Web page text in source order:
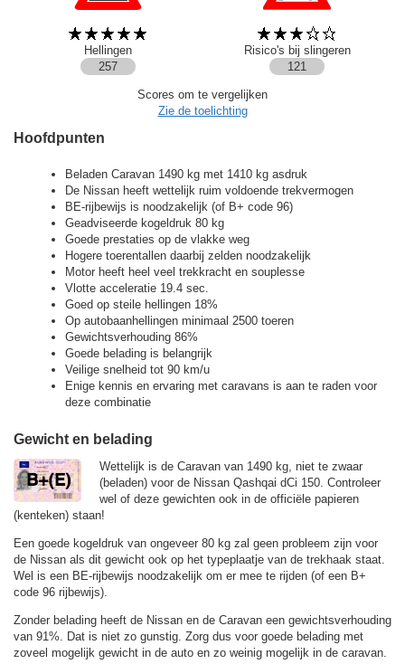
Hellingen
Risico's bij slingeren
257
121
Scores om te vergelijken
Zie de toelichting
Hoofdpunten
Beladen Caravan 1490 kg met 1410 kg asdruk
De Nissan heeft wettelijk ruim voldoende trekvermogen
BE-rijbewijs is noodzakelijk (of B+ code 96)
Geadviseerde kogeldruk 80 kg
Goede prestaties op de vlakke weg
Hogere toerentallen daarbij zelden noodzakelijk
Motor heeft heel veel trekkracht en souplesse
Vlotte acceleratie 19.4 sec.
Goed op steile hellingen 18%
Op autobaanhellingen minimaal 2500 toeren
Gewichtsverhouding 86%
Goede belading is belangrijk
Veilige snelheid tot 90 km/u
Enige kennis en ervaring met caravans is aan te raden voor
deze combinatie
Gewicht en belading
Wettelijk is de Caravan van 1490 kg, niet te zwaar
(beladen) voor de Nissan Qashqai dCi 150. Controleer
wel of deze gewichten ook in de officiële papieren
(kenteken) staan!
Een goede kogeldruk van ongeveer 80 kg zal geen probleem zijn voor
de Nissan als dit gewicht ook op het typeplaatje van de trekhaak staat.
Wel is een BE-rijbewijs noodzakelijk om er mee te rijden (of een B+
code 96 rijbewijs).
Zonder belading heeft de Nissan en de Caravan een gewichtsverhouding
van 91%. Dat is niet zo gunstig. Zorg dus voor goede belading met
zoveel mogelijk gewicht in de auto en zo weinig mogelijk in de caravan.